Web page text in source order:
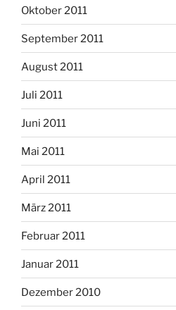
Oktober 2011
September 2011
August 2011
Juli 2011
Juni 2011
Mai 2011
April 2011
März 2011
Februar 2011
Januar 2011
Dezember 2010